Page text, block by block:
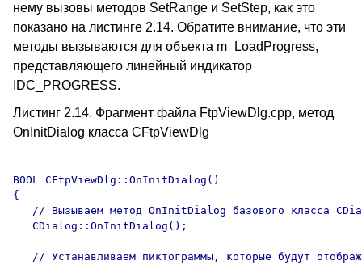
нему вызовы методов SetRange и SetStep, как это
показано на листинге 2.14. Обратите внимание, что эти
методы вызываются для объекта m_LoadProgress,
представляющего линейный индикатор
IDC_PROGRESS.
Листинг 2.14. Фрагмент файла FtpViewDlg.cpp, метод
OnInitDialog класса CFtpViewDlg
BOOL CFtpViewDlg::OnInitDialog()
{
// Вызываем метод OnInitDialog базового класса
   CDialog::OnInitDialog();
// Устанавливаем пиктограммы, которые будут